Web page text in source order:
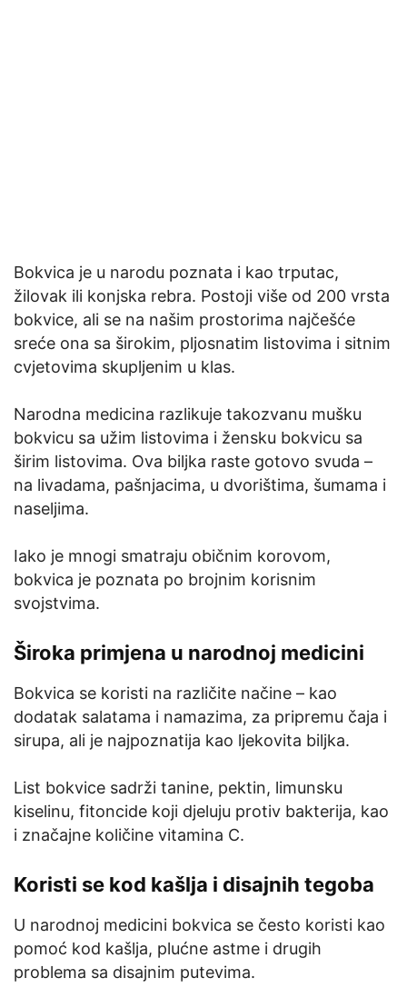
Bokvica je u narodu poznata i kao trputac,
žilovak ili konjska rebra. Postoji više od 200 vrsta
bokvice, ali se na našim prostorima najčešće
sreće ona sa širokim, pljosnatim listovima i sitnim
cvjetovima skupljenim u klas.
Narodna medicina razlikuje takozvanu mušku
bokvicu sa užim listovima i žensku bokvicu sa
širim listovima. Ova biljka raste gotovo svuda –
na livadama, pašnjacima, u dvorištima, šumama i
naseljima.
Iako je mnogi smatraju običnim korovom,
bokvica je poznata po brojnim korisnim
svojstvima.
Široka primjena u narodnoj medicini
Bokvica se koristi na različite načine – kao
dodatak salatama i namazima, za pripremu čaja i
sirupa, ali je najpoznatija kao ljekovita biljka.
List bokvice sadrži tanine, pektin, limunsku
kiselinu, fitoncide koji djeluju protiv bakterija, kao
i značajne količine vitamina C.
Koristi se kod kašlja i disajnih tegoba
U narodnoj medicini bokvica se često koristi kao
pomoć kod kašlja, plućne astme i drugih
problema sa disajnim putevima.